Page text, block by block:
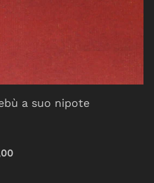
a suo nipote